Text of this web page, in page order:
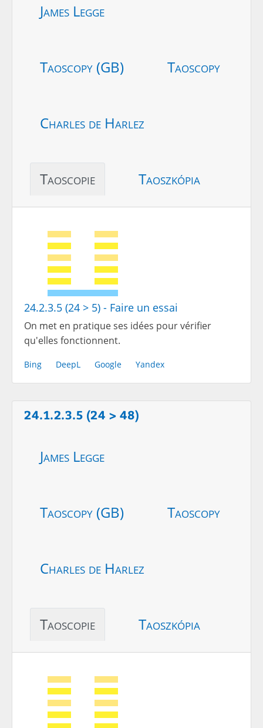
James Legge
Taoscopy (GB) Taoscopy
Charles de Harlez
Taoscopie Taoszkópia
24.2.3.5 (24 > 5) - Faire un essai
On met en pratique ses idées pour vérifier
qu'elles fonctionnent.
Bing DeepL Google Yandex
24.1.2.3.5 (24 > 48)
James Legge
Taoscopy (GB) Taoscopy
Charles de Harlez
Taoscopie Taoszkópia